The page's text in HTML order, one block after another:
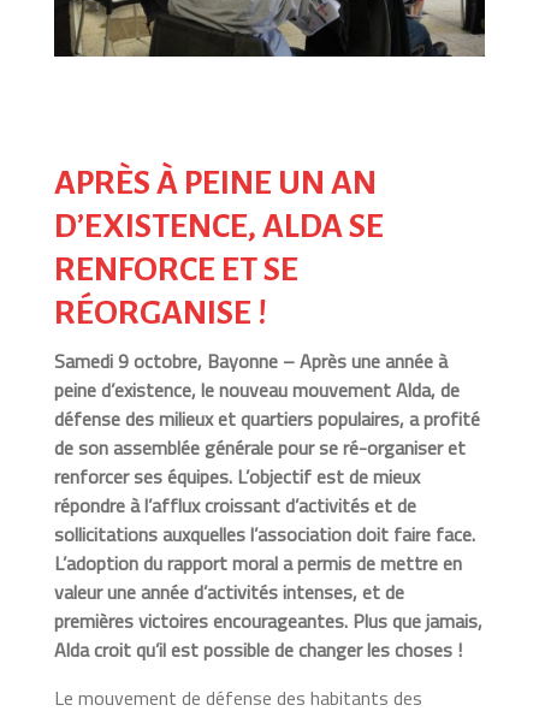
APRÈS À PEINE UN AN
D’EXISTENCE, ALDA SE
RENFORCE ET SE
RÉORGANISE !
Samedi 9 octobre, Bayonne – Après une année à
peine d’existence, le nouveau mouvement Alda, de
défense des milieux et quartiers populaires, a profité
de son assemblée générale pour se ré-organiser et
renforcer ses équipes. L’objectif est de mieux
répondre à l’afflux croissant d’activités et de
sollicitations auxquelles l’association doit faire face.
L’adoption du rapport moral a permis de mettre en
valeur une année d’activités intenses, et de
premières victoires encourageantes. Plus que jamais,
Alda croit qu’il est possible de changer les choses !
Le mouvement de défense des habitants des